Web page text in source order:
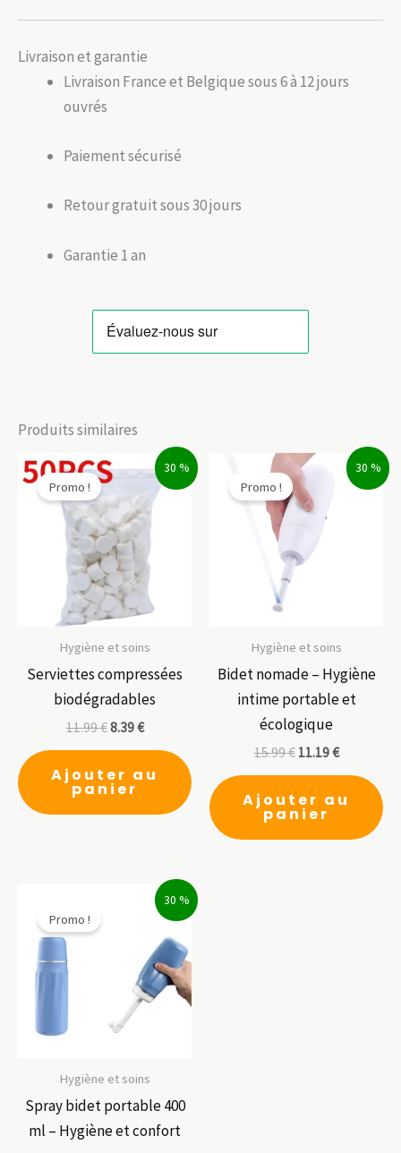
Livraison et garantie
Livraison France et Belgique sous 6 à 12 jours
ouvrés
Paiement sécurisé
Retour gratuit sous 30 jours
Garantie 1 an
Produits similaires
30 %
Promo !
Hygiène et soins
Serviettes compressées
biodégradables
11.99€8.39€
Ajouter au
panier
30 %
Promo !
Hygiène et soins
Bidet nomade – Hygiène
intime portable et
écologique
15.99€ 11.19€
Ajouter au
panier
30 %
Promo !
Hygiène et soins
Spray bidet portable 400
ml – Hygiène et confort